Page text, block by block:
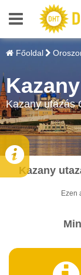
Főoldal
Kazany utazás
Kazany
Ezen